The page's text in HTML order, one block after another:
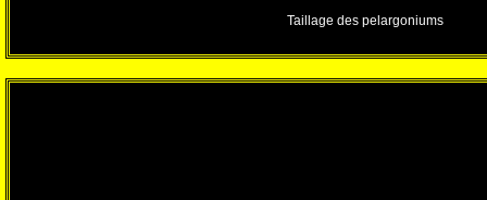
Taillage des pelargoniums